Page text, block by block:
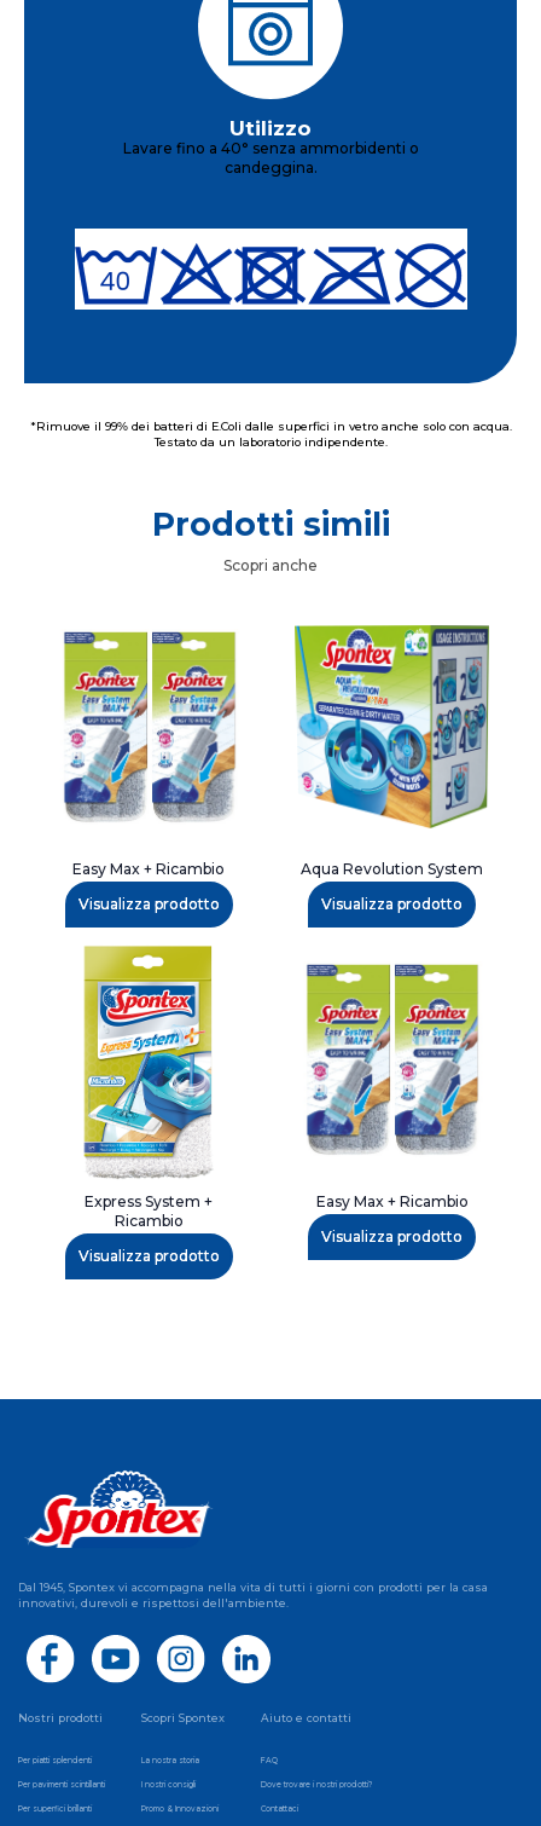
Utilizzo
Lavare fino a 40° senza ammorbidenti o
candeggina.
*Rimuove il 99% dei batteri di E.Coli dalle superfici in vetro anche solo con acqua.
Testato da un laboratorio indipendente.
Prodotti simili
Scopri anche
Easy Max + Ricambio
Visualizza prodotto
Aqua Revolution System
Visualizza prodotto
Express System +
Ricambio
Visualizza prodotto
Easy Max + Ricambio
Visualizza prodotto
Dal 1945, Spontex vi accompagna nella vita di tutti i giorni con prodotti per la casa
innovativi, durevoli e rispettosi dell'ambiente.
Nostri prodotti
Per piatti splendenti
Per pavimenti scintillanti
Per superfici brillanti
Scopri Spontex
La nostra storia
I nostri consigli
Promo & Innovazioni
Aiuto e contatti
FAQ
Dove trovare i nostri prodotti?
Contattaci